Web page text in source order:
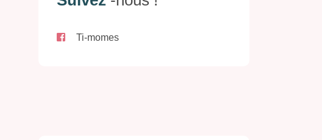
Ti-momes